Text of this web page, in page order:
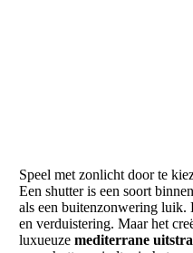
Speel met zonlicht door te
Een shutter is een soort
als een buitenzonwering
en verduistering. Maar het
luxueuze mediterrane